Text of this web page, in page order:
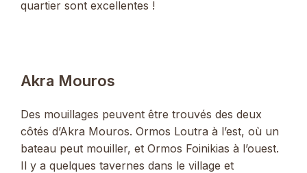
quartier sont excellentes !
Akra Mouros
Des mouillages peuvent être trouvés des deux
côtés d’Akra Mouros. Ormos Loutra à l’est, où un
bateau peut mouiller, et Ormos Foinikias à l’ouest.
Il y a quelques tavernes dans le village et